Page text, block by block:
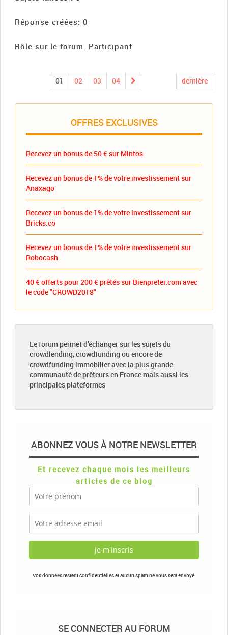
Réponse créées: 0
Rôle sur le forum: Participant
01 02 03 04 dernière
OFFRES EXCLUSIVES
Recevez un bonus de 50 € sur Mintos
Recevez un bonus de 1% de votre investissement sur
Anaxago
Recevez un bonus de 1% de votre investissement sur
Bricks.co
Recevez un bonus de 1% de votre investissement sur
Robocash
40 € offerts pour 200 € prêtés sur Bienpreter.com avec
le code "CROWD2018"
Le forum permet d’échanger sur les sujets du
crowdlending, crowdfunding ou encore de
crowdfunding immobilier avec la plus grande
communauté de prêteurs en France mais aussi les
principales plateformes
ABONNEZ VOUS À NOTRE NEWSLETTER
Et recevez chaque mois les meilleurs
articles de ce blog
Vos données restent confidentielles et aucun spam ne vous sera envoyé.
SE CONNECTER AU FORUM